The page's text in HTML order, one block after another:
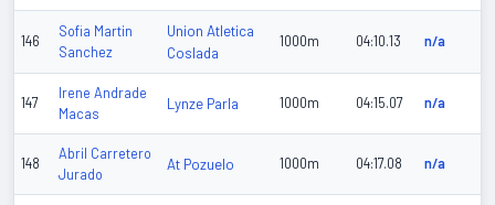
146
Sofia Martin
Sanchez
Union Atletica
Coslada
1000m 04:10.13 n/a
147
Irene Andrade
Macas
Lynze Parla 1000m 04:15.07 n/a
148
Abril Carretero
Jurado
At Pozuelo 1000m 04:17.08 n/a